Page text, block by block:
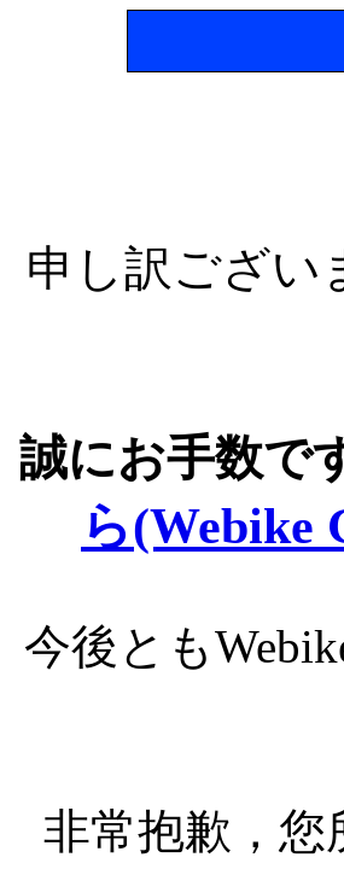
申し訳ござい
誠にお手数で
ら(Webike
今後とも
非常抱歉，您